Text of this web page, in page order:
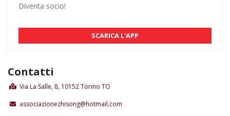
Diventa socio!
SCARICA L'APP
Contatti
Via La Salle, 8, 10152 Torino TO
associazionezhisong@hotmail.com